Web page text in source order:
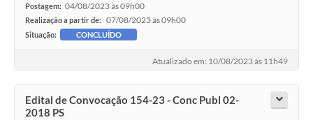
Postagem: 04/08/2023 às 09h00
Realização a partir de: 07/08/2023 às 09h00
Situação: CONCLUÍDO
Atualizado em: 10/08/2023 às 11h49
Edital de Convocação 154-23 - Conc Publ 02-
2018 PS